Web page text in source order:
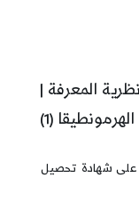
المعرفة |
الهرمونطيقا (1)
على شهادة تحصيل